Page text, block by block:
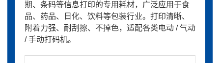
期、条码等信息打印的专用耗材，广泛应用于食
品、药品、日化、饮料等包装行业。打印清晰、
附着力强、耐刮擦、不掉色，适配各类电动 / 气动
/ 手动打码机。